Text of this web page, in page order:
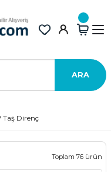
ARA
Taş Direnç
Toplam 76 ürün